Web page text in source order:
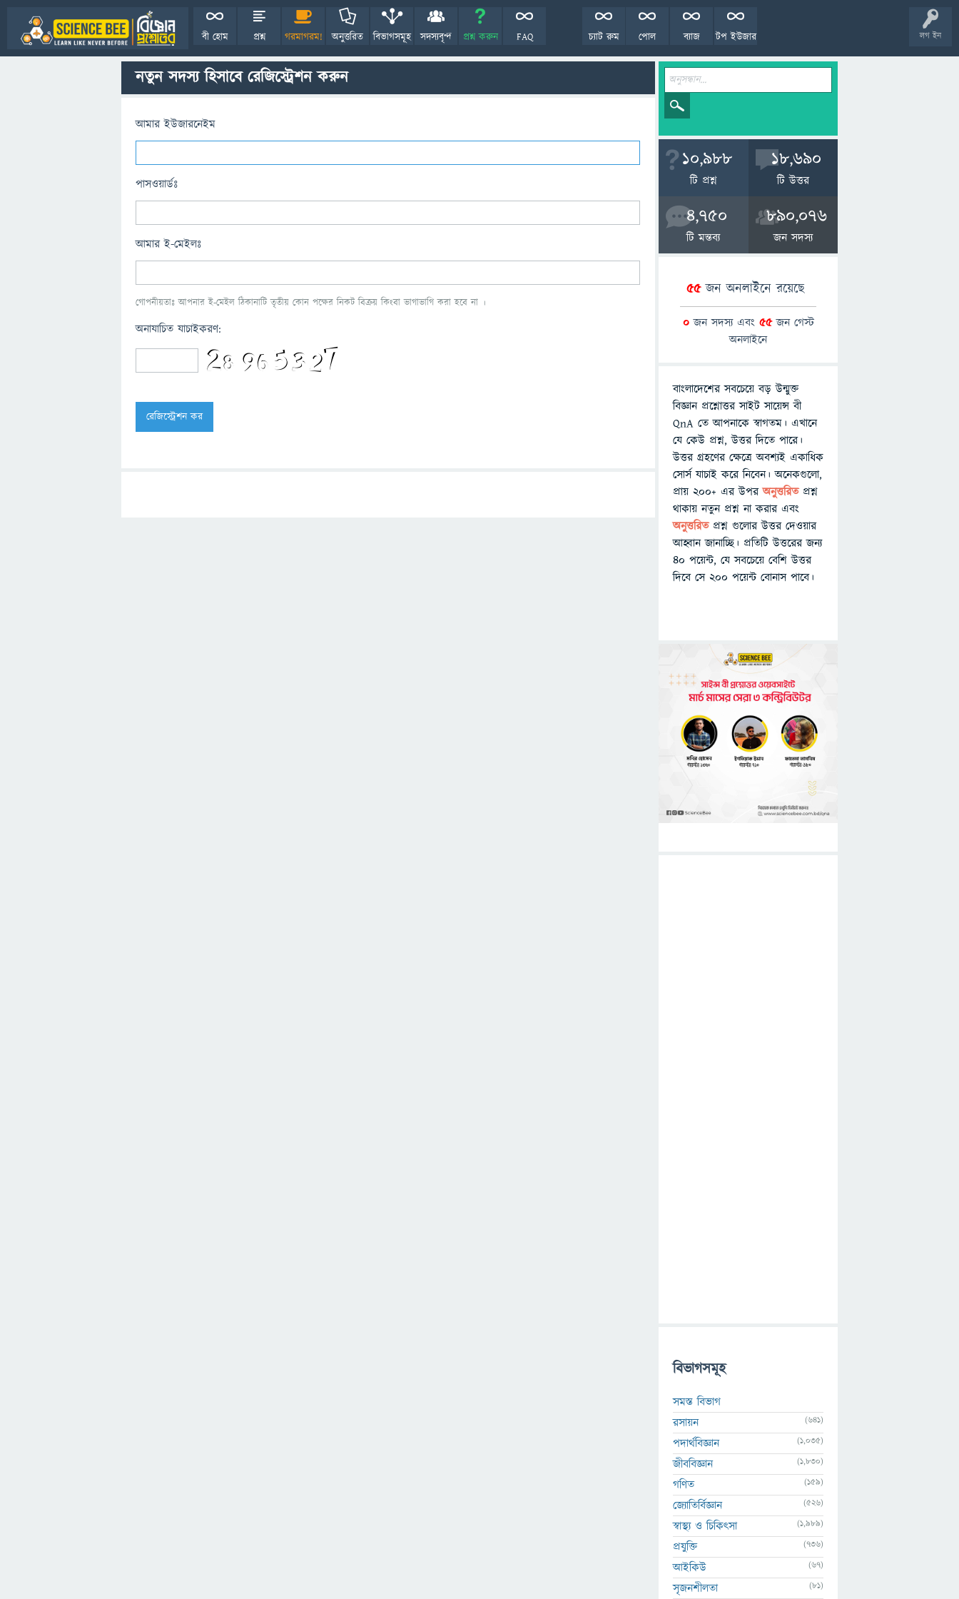
লগ ইন
বী হোম প্রশ্ন গরমাগরম! অনুত্তরিত বিভাগসমূহ সদস্যবৃন্দ প্রশ্ন করুন FAQ টপ ইউজার
ব্যাজ
পোল
চ্যাট রুম
নতুন সদস্য হিসাবে রেজিস্ট্রেশন করুন
আমার ইউজারনেইম
পাসওয়ার্ডঃ
আমার ই-মেইলঃ
গোপনীয়তাঃ আপনার ই-মেইল ঠিকানাটি তৃতীয় কোন পক্ষের নিকট বিক্রয় কিংবা ভাগাভাগি করা হবে না ।
অনাযাচিত যাচাইকরণ:
10,988
টি প্রশ্ন
18,690
টি উত্তর
4,750
টি মন্তব্য
890,076
জন সদস্য
55জন অনলাইনে রয়েছে
0জন সদস্য এবং 55জন গেস্ট
অনলাইনে
বাংলাদেশের সবচেয়ে বড় উন্মুক্ত
বিজ্ঞান প্রশ্নোত্তর সাইট সায়েন্স বী
QnA তে আপনাকে স্বাগতম। এখানে
যে কেউ প্রশ্ন, উত্তর দিতে পারে।
উত্তর গ্রহণের ক্ষেত্রে অবশ্যই একাধিক
সোর্স যাচাই করে নিবেন। অনেকগুলো,
প্রায় ২০০+ এর উপরঅনুত্তরিতপ্রশ্ন
থাকায় নতুন প্রশ্ন না করার এবং
অনুত্তরিত প্রশ্ন গুলোর উত্তর দেওয়ার
আহ্বান জানাচ্ছি। প্রতিটি উত্তরের জন্য
৪০ পয়েন্ট, যে সবচেয়ে বেশি উত্তর
দিবে সে ২০০ পয়েন্ট বোনাস পাবে।
বিভাগসমূহ
সমস্ত বিভাগ
রসায়ন
(641)
পদার্থবিজ্ঞান (1,035)
জীববিজ্ঞান (1,830)
গণিত (159)
জ্যোতির্বিজ্ঞান (526)
স্বাস্থ্য ও চিকিৎসা (1,989)
প্রযুক্তি (736)
আইকিউ (67)
সৃজনশীলতা (81)